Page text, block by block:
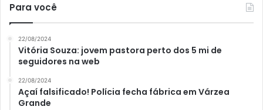
Para você
22/08/2024
Vitória Souza: jovem pastora perto dos 5 mi de
seguidores na web
22/08/2024
Açaí falsificado! Polícia fecha fábrica em Várzea
Grande